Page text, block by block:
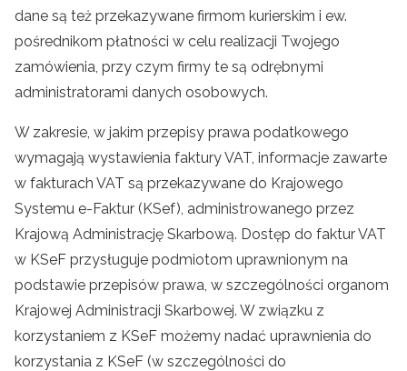
dane są też przekazywane firmom kurierskim i ew.
pośrednikom płatności w celu realizacji Twojego
zamówienia, przy czym firmy te są odrębnymi
administratorami danych osobowych.
W zakresie, w jakim przepisy prawa podatkowego
wymagają wystawienia faktury VAT, informacje zawarte
w fakturach VAT są przekazywane do Krajowego
Systemu e-Faktur (KSef), administrowanego przez
Krajową Administrację Skarbową. Dostęp do faktur VAT
w KSeF przysługuje podmiotom uprawnionym na
podstawie przepisów prawa, w szczególności organom
Krajowej Administracji Skarbowej. W związku z
korzystaniem z KSeF możemy nadać uprawnienia do
korzystania z KSeF (w szczególności do